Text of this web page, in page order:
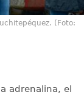
(Foto:
adrenalina, el